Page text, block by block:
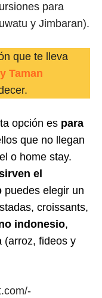
para
y Jimbaran).
que te lleva
Taman
opción es para
que no llegan
o home stay.
el
puedes elegir un
croissants,
indonesio,
(arroz, fideos y